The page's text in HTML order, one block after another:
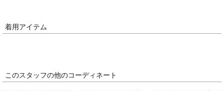
着用アイテム
このスタッフの他のコーディネート